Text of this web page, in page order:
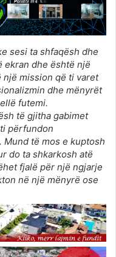
sesi ta shfaqësh dhe
ekran dhe është një
një mission që ti varet
dhe mënyrët
futemi.
të gjitha gabimet
përfundon
Mund të mos e kuptosh
do ta shkarkosh atë
fjalë për një ngjarje
në një mënyrë ose